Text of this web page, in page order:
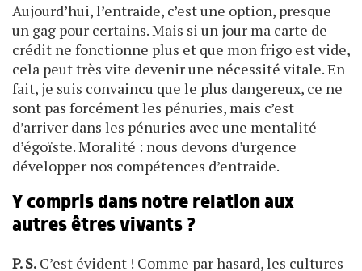
Aujourd’hui, l’entraide, c’est une option, presque
un gag pour certains. Mais si un jour ma carte de
crédit ne fonctionne plus et que mon frigo est vide,
cela peut très vite devenir une nécessité vitale. En
fait, je suis convaincu que le plus dangereux, ce ne
sont pas forcément les pénuries, mais c’est
d’arriver dans les pénuries avec une mentalité
d’égoïste. Moralité : nous devons d’urgence
développer nos compétences d’entraide.
Y compris dans notre relation aux
autres êtres vivants ?
P. S. C’est évident ! Comme par hasard, les cultures